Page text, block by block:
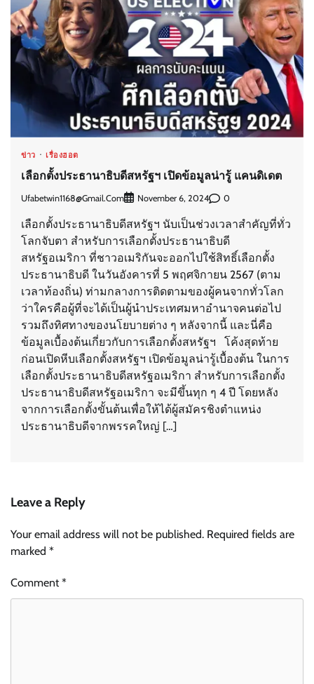
ข่าว เรื่องฮอต
เลือกตั้งประธานาธิบดีสหรัฐฯ เปิดข้อมูลน่ารู้ แคนดิเดต
Ufabetwin1168@gmail.com November 6, 2024 0
เลือกตั้งประธานาธิบดีสหรัฐฯ นับเป็นช่วงเวลาสำคัญที่ทั่ว
โลกจับตา สำหรับการเลือกตั้งประธานาธิบดี
สหรัฐอเมริกา ที่ชาวอเมริกันจะออกไปใช้สิทธิ์เลือกตั้ง
ประธานาธิบดี ในวันอังคารที่ 5 พฤศจิกายน 2567 (ตาม
เวลาท้องถิ่น) ท่ามกลางการติดตามของผู้คนจากทั่วโลก
ว่าใครคือผู้ที่จะได้เป็นผู้นำประเทศมหาอำนาจคนต่อไป
รวมถึงทิศทางของนโยบายต่าง ๆ หลังจากนี้ และนี่คือ
ข้อมูลเบื้องต้นเกี่ยวกับการเลือกตั้งสหรัฐฯ โค้งสุดท้าย
ก่อนเปิดหีบเลือกตั้งสหรัฐฯ เปิดข้อมูลน่ารู้เบื้องต้น ในการ
เลือกตั้งประธานาธิบดีสหรัฐอเมริกา สำหรับการเลือกตั้ง
ประธานาธิบดีสหรัฐอเมริกา จะมีขึ้นทุก ๆ 4 ปี โดยหลัง
จากการเลือกตั้งขั้นต้นเพื่อให้ได้ผู้สมัครชิงตำแหน่ง
ประธานาธิบดีจากพรรคใหญ่ […]
Leave a Reply
Your email address will not be published. Required fields are
marked *
Comment*